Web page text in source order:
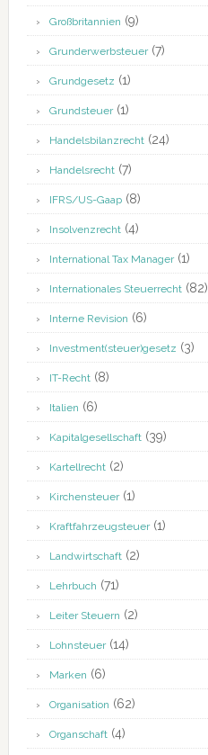
Großbritannien (9)
Grunderwerbsteuer(7)
Grundgesetz (1)
Grundsteuer(1)
Handelsbilanzrecht(24)
Handelsrecht(7)
IFRS/US-Gaap(8)
Insolvenzrecht(4)
International Tax Manager(1)
Internationales Steuerrecht(82)
Interne Revision (6)
Investment(steuer)gesetz (3)
IT-Recht(8)
Italien (6)
Kapitalgesellschaft(39)
Kartellrecht(2)
Kirchensteuer(1)
Kraftfahrzeugsteuer(1)
Landwirtschaft(2)
Lehrbuch (71)
Leiter Steuern (2)
Lohnsteuer(14)
Marken (6)
Organisation (62)
Organschaft(4)